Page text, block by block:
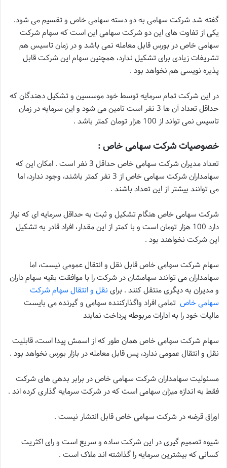
گفته شد شرکت سهامی به دو دسته سهامی خاص و تقسیم می شود.
یکی از تفاوت های این دو شرکت سهامی این است که سهام شرکت
سهامی خاص در بورس قابل معامله نمی باشد و در زمان تاسیس هم
تشریفات زیادی برای تشکیل ندارد، همچنین سهام این شرکت قابل
پذیره نویسی هم نخواهد بود .
در این شرکت تمام سرمایه توسط خود موسسین و تشکیل دهندگان که
حداقل تعداد آن ها 3 نفر است تامین می شود و این سرمایه در زمان
تاسیس نمی تواند از 100 هزار تومان کمتر باشد .
خصوصیات شرکت سهامی خاص :
تعداد مدیران شرکت سهامی خاص حداقل 3 نفر است . امکان این که
سهامداران شرکت سهامی خاص از 3 نفر کمتر باشند، وجود ندارد، اما
می توانند بیشتر از این تعداد باشند .
شرکت سهامی خاص هنگام تشکیل و ثبت به حداقل سرمایه ای که نیاز
دارد 100 هزار تومان است و با کمتر از این مقدار، افراد قادر به تشکیل
این شرکت نخواهند بود .
سهام شرکت سهامی خاص قابل نقل و انتقال عمومی نیست، اما
سهامداران می توانند سهامشان در شرکت را با موافقت بقیه سهام داران
و مدیران به دیگری منتقل کنند . برای نقل و انتقال سهام شرکت
سهامی خاص تمامی افراد واگذارکننده سهامی و گیرنده می بایست
مالیات خود را به ادارات مربوطه پرداخت نمایند
سهام شرکت سهامی خاص همان طور که از اسمش پیدا است، قابلیت
نقل و انتقال عمومی ندارد، پس قابل معامله در بازار بورس نخواهد بود .
مسئولیت سهامداران شرکت سهامی خاص در برابر بدهی های شرکت
فقط به اندازه میزان سهامی است که در شرکت سرمایه گذاری کرده اند .
اوراق قرضه در شرکت سهامی خاص قابل انتشار نیست .
شیوه تصمیم گیری در این شرکت ساده و سریع است و رای اکثریت
کسانی که بیشترین سرمایه را گذاشته اند ملاک است .